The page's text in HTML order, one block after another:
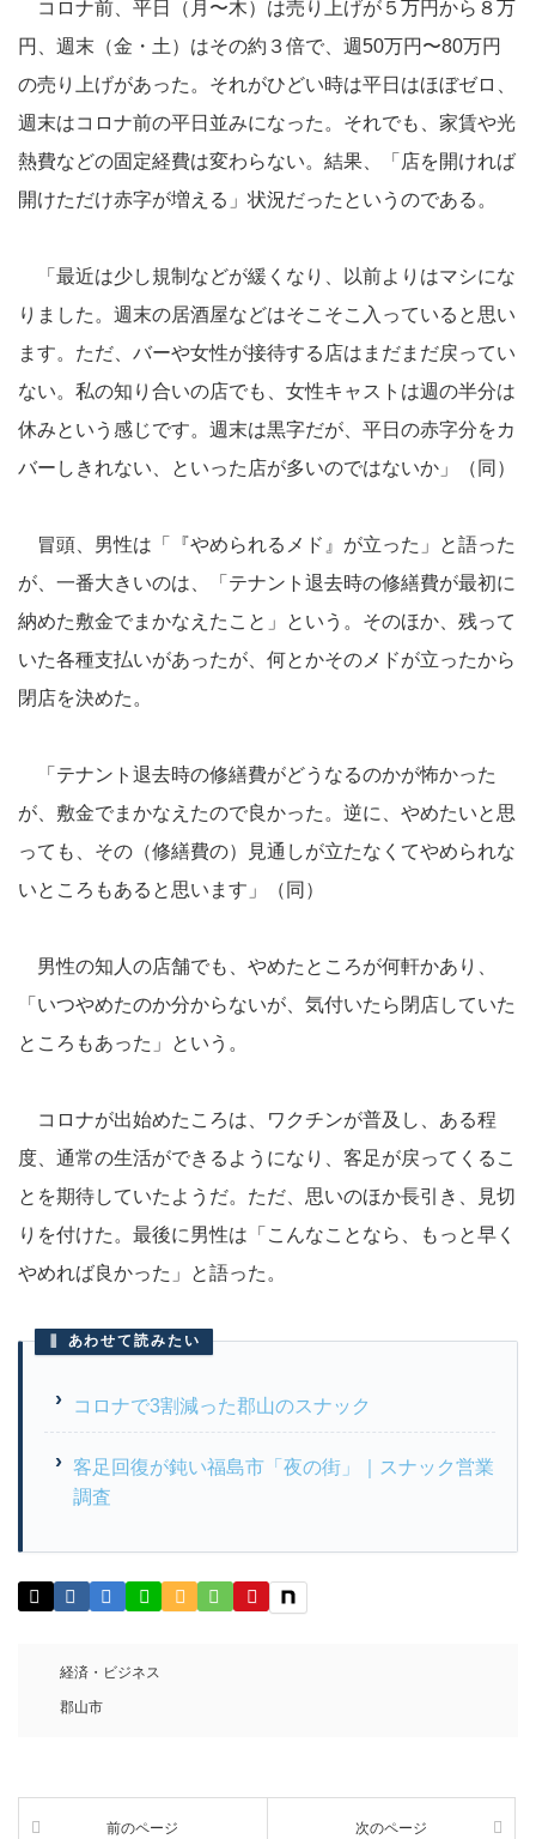
コロナ前、平日（月〜木）は売り上げが５万円から８万
円、週末（金・土）はその約３倍で、週50万円〜80万円
の売り上げがあった。それがひどい時は平日はほぼゼロ、
週末はコロナ前の平日並みになった。それでも、家賃や光
熱費などの固定経費は変わらない。結果、「店を開ければ
開けただけ赤字が増える」状況だったというのである。
「最近は少し規制などが緩くなり、以前よりはマシにな
りました。週末の居酒屋などはそこそこ入っていると思い
ます。ただ、バーや女性が接待する店はまだまだ戻ってい
ない。私の知り合いの店でも、女性キャストは週の半分は
休みという感じです。週末は黒字だが、平日の赤字分をカ
バーしきれない、といった店が多いのではないか」（同）
冒頭、男性は「『やめられるメド』が立った」と語った
が、一番大きいのは、「テナント退去時の修繕費が最初に
納めた敷金でまかなえたこと」という。そのほか、残って
いた各種支払いがあったが、何とかそのメドが立ったから
閉店を決めた。
「テナント退去時の修繕費がどうなるのかが怖かった
が、敷金でまかなえたので良かった。逆に、やめたいと思
っても、その（修繕費の）見通しが立たなくてやめられな
いところもあると思います」（同）
男性の知人の店舗でも、やめたところが何軒かあり、
「いつやめたのか分からないが、気付いたら閉店していた
ところもあった」という。
コロナが出始めたころは、ワクチンが普及し、ある程
度、通常の生活ができるようになり、客足が戻ってくるこ
とを期待していたようだ。ただ、思いのほか長引き、見切
りを付けた。最後に男性は「こんなことなら、もっと早く
やめれば良かった」と語った。
あわせて読みたい
コロナで3割減った郡山のスナック
客足回復が鈍い福島市「夜の街」｜スナック営業
調査
経済・ビジネス
郡山市
前のページ 次のページ